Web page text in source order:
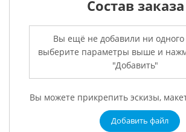
Состав заказа
Вы ещё не добавили ни одного
выберите параметры выше и
"Добавить"
Вы можете прикрепить эскизы,
Добавить файл